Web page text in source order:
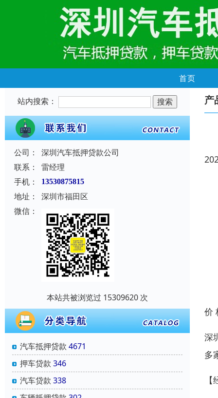
首页
站内搜索：
公司：
深圳汽车抵押贷款公司
联系：
雷经理
手机：
13530875815
地址：
深圳市福田区
微信：
本站共被浏览过 15309620 次
汽车抵押贷款 4671
押车贷款 346
汽车贷款 338
产
价
深
多